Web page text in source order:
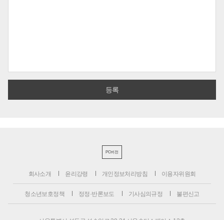
PC버전
회사소개 윤리강령 개인정보처리방침 이용자위원회
청소년보호정책 정정·반론보도 기사심의규정 불편신고